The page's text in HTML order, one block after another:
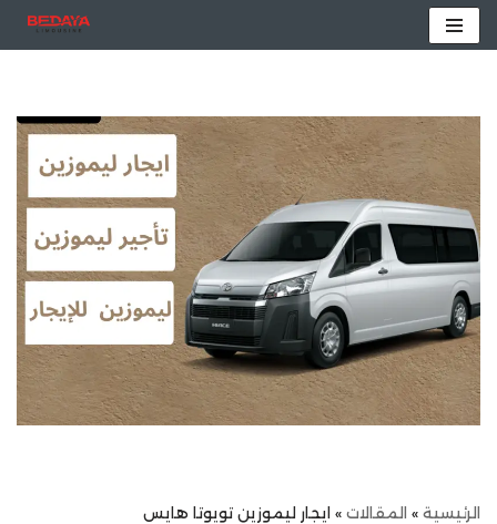
المحتوى
الرئيسية » المقالات » ايجار ليموزين تويوتا هايس